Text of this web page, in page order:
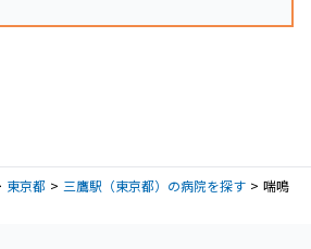
東京都 三鷹駅（東京都）の病院を探す
喘鳴